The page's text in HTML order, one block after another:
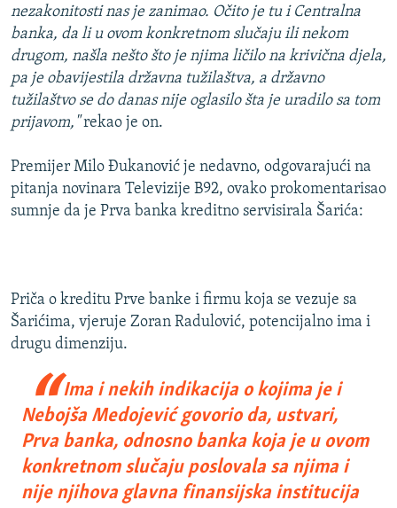
nezakonitosti nas je zanimao. Očito je tu i Centralna
banka, da li u ovom konkretnom slučaju ili nekom
drugom, našla nešto što je njima ličilo na krivična djela,
pa je obavijestila državna tužilaštva, a državno
tužilaštvo se do danas nije oglasilo šta je uradilo sa tom
prijavom,"rekao je on.
Premijer Milo Đukanović je nedavno, odgovarajući na
pitanja novinara Televizije B92, ovako prokomentarisao
sumnje da je Prva banka kreditno servisirala Šarića:
Priča o kreditu Prve banke i firmu koja se vezuje sa
Šarićima, vjeruje Zoran Radulović, potencijalno ima i
drugu dimenziju.
Ima i nekih indikacija o kojima je i
Nebojša Medojević govorio da, ustvari,
Prva banka, odnosno banka koja je u ovom
konkretnom slučaju poslovala sa njima i
nije njihova glavna finansijska institucija